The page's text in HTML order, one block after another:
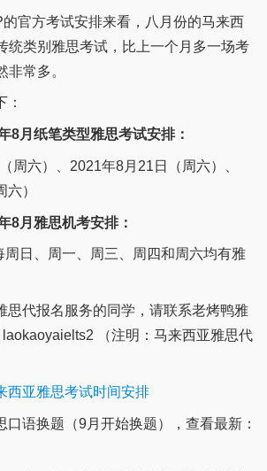
的官方考试安排来看，八月份的马来西
统类别雅思考试，比上一个月多一场考
常多。
：
8月纸笔类型雅思考试安排：
周六）、2021年8月21日（周六）、
）
8月雅思机考安排：
周日、周一、周三、周四和周六均有雅
思代报名服务的同学，请联系老烤鸭雅
（注明：马来西亚雅思代
西亚雅思考试时间安排
口语换题（9月开始换题），查看最新：